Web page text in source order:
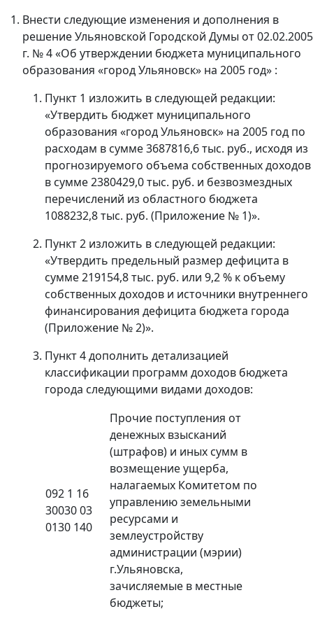
Внести следующие изменения и дополнения в
решение Ульяновской Городской Думы от 02.02.2005
г. № 4 «Об утверждении бюджета муниципального
образования «город Ульяновск» на 2005 год» :
Пункт 1 изложить в следующей редакции:
«Утвердить бюджет муниципального
образования «город Ульяновск» на 2005 год по
расходам в сумме 3687816,6 тыс. руб., исходя из
прогнозируемого объема собственных доходов
в сумме 2380429,0 тыс. руб. и безвозмездных
перечислений из областного бюджета
1088232,8 тыс. руб. (Приложение № 1)».
Пункт 2 изложить в следующей редакции:
«Утвердить предельный размер дефицита в
сумме 219154,8 тыс. руб. или 9,2 % к объему
собственных доходов и источники внутреннего
финансирования дефицита бюджета города
(Приложение № 2)».
Пункт 4 дополнить детализацией
классификации программ доходов бюджета
города следующими видами доходов:
092 1 16
30030 03
0130 140
Прочие поступления от
денежных взысканий
(штрафов) и иных сумм в
возмещение ущерба,
налагаемых Комитетом по
управлению земельными
ресурсами и
землеустройству
администрации (мэрии)
г.Ульяновска,
зачисляемые в местные
бюджеты;